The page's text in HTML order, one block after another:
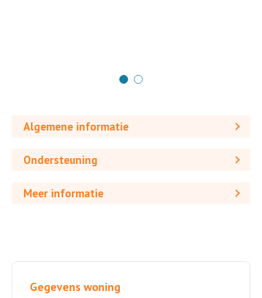
Algemene informatie
Ondersteuning
Meer informatie
Gegevens woning